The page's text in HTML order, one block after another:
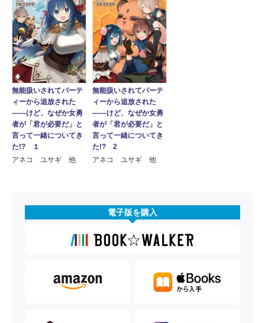
無能扱いされてパーテ
ィーから追放された
――けど、なぜか女勇
者が「君が必要だ」と
言って一緒についてき
た!? １
アネコ ユサギ 他
無能扱いされてパーテ
ィーから追放された
――けど、なぜか女勇
者が「君が必要だ」と
言って一緒についてき
た!? 2
アネコ ユサギ 他
電子版を購入